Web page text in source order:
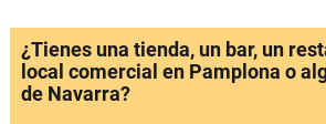
¿Tienes una tienda, un bar, un
local comercial en Pamplona o
de Navarra?